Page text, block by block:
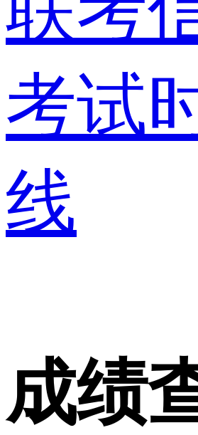
考试
线
成绩